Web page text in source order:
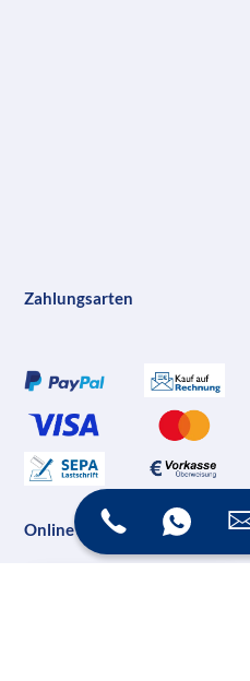
Zahlungsarten
Online Shop